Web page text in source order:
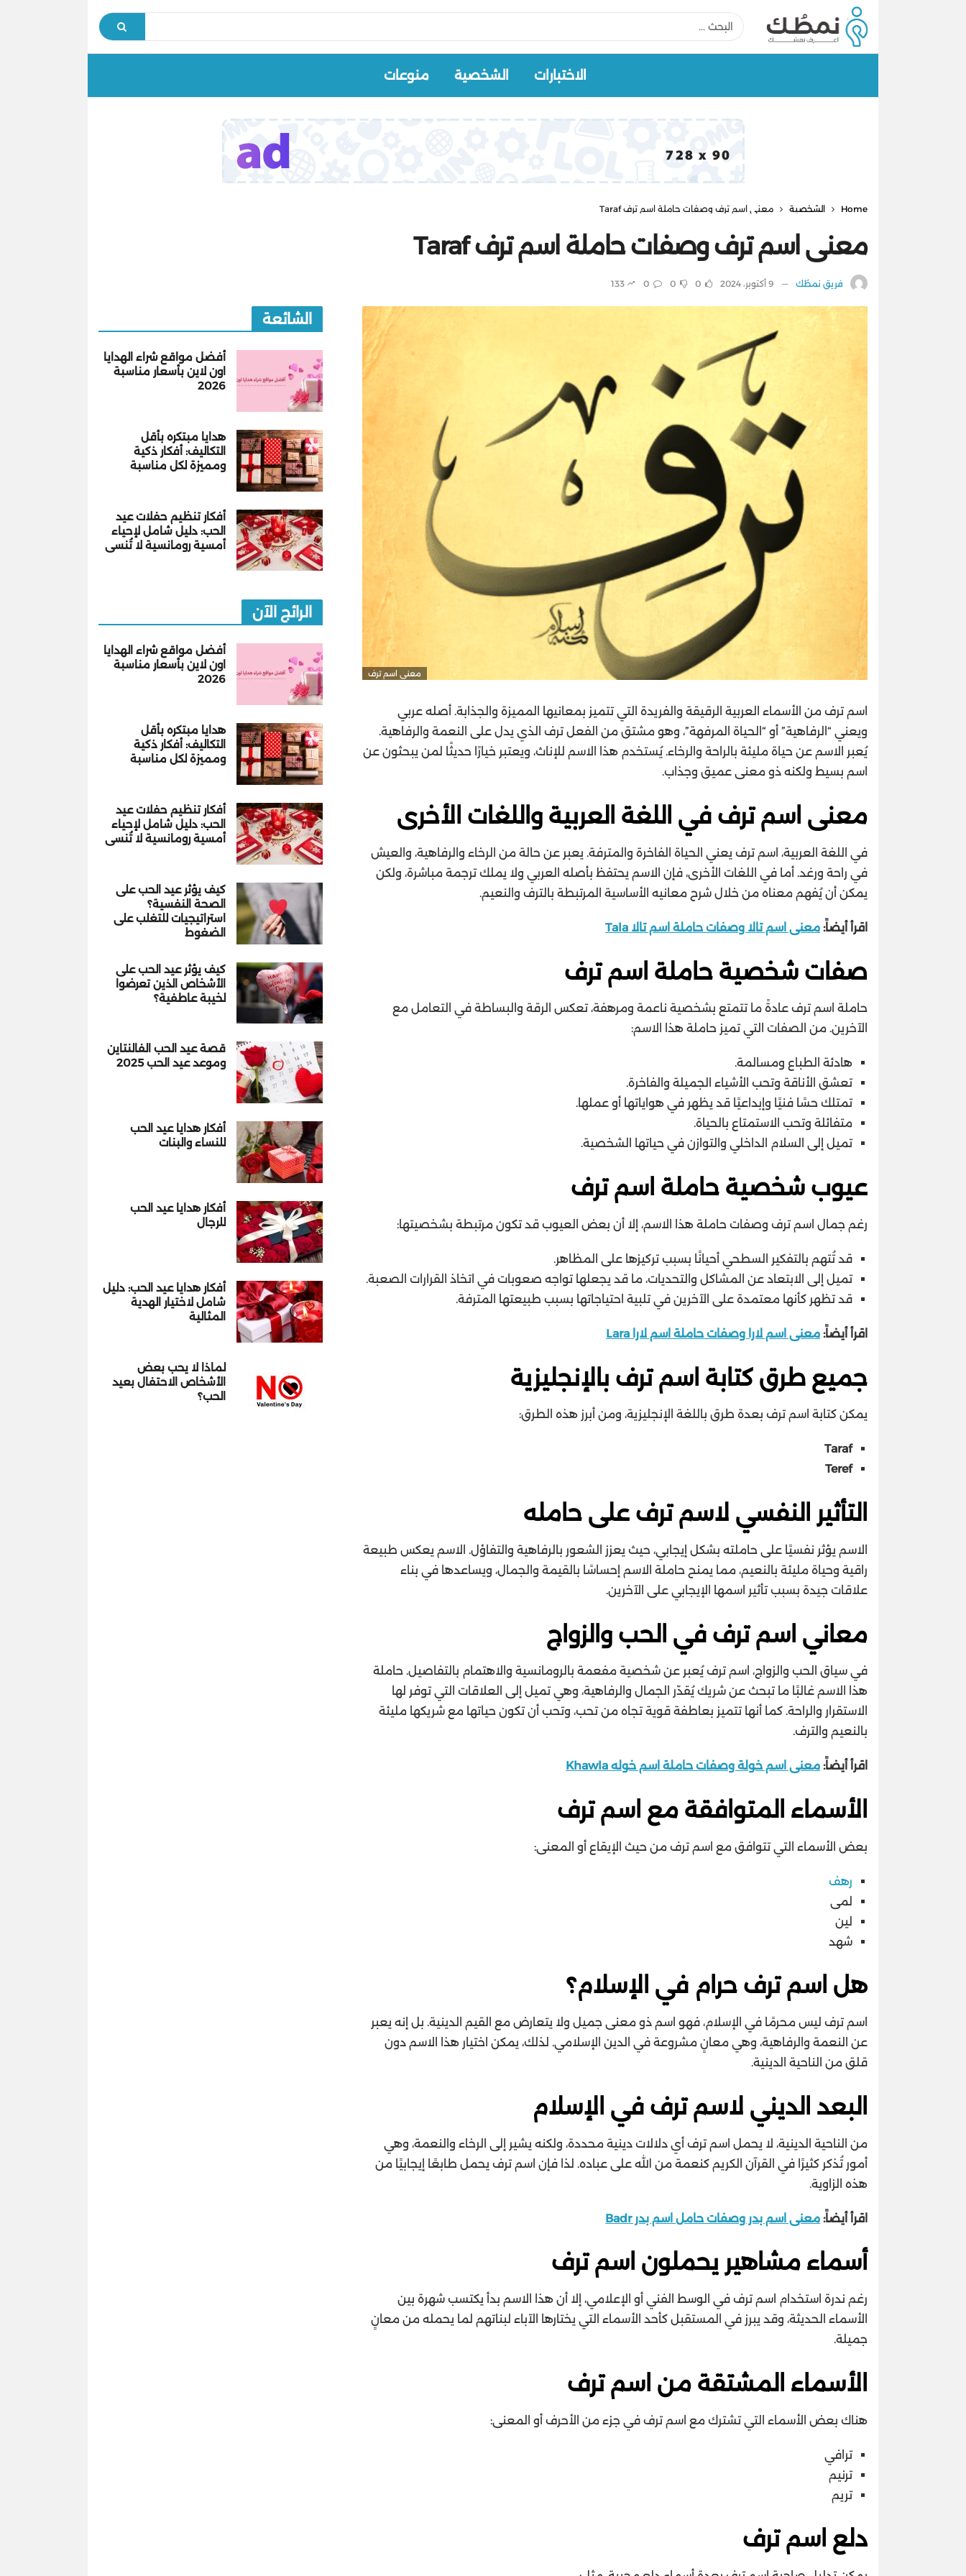
الاختبارات الشخصية منوعات
Home الشخصية معنى اسم ترف وصفات حاملة اسم ترف Taraf
معنى اسم ترف وصفات حاملة اسم ترف Taraf
فريق نمطُك 9 أكتوبر، 2024 0
0
0
133
معنى اسم ترف
اسم ترف من الأسماء العربية الرقيقة والفريدة التي تتميز بمعانيها المميزة والجذابة. أصله عربي
ويعني “الرفاهية” أو “الحياة المرفهة”، وهو مشتق من الفعل ترف الذي يدل على النعمة والرفاهية.
يُعبر الاسم عن حياة مليئة بالراحة والرخاء. يُستخدم هذا الاسم للإناث، ويعتبر خيارًا حديثًا لمن يبحثون عن
اسم بسيط ولكنه ذو معنى عميق وجذاب.
معنى اسم ترف في اللغة العربية واللغات الأخرى
في اللغة العربية، اسم ترف يعني الحياة الفاخرة والمترفة. يعبر عن حالة من الرخاء والرفاهية، والعيش
في راحة ورغد. أما في اللغات الأخرى، فإن الاسم يحتفظ بأصله العربي ولا يملك ترجمة مباشرة، ولكن
يمكن أن يُفهم معناه من خلال شرح معانيه الأساسية المرتبطة بالترف والنعيم.
اقرأ أيضاً: معنى اسم تالا وصفات حاملة اسم تالا Tala
صفات شخصية حاملة اسم ترف
حاملة اسم ترف عادةً ما تتمتع بشخصية ناعمة ومرهفة، تعكس الرقة والبساطة في التعامل مع
الآخرين. من الصفات التي تميز حاملة هذا الاسم:
هادئة الطباع ومسالمة.
تعشق الأناقة وتحب الأشياء الجميلة والفاخرة.
تمتلك حسًا فنيًا وإبداعيًا قد يظهر في هواياتها أو عملها.
متفائلة وتحب الاستمتاع بالحياة.
تميل إلى السلام الداخلي والتوازن في حياتها الشخصية.
عيوب شخصية حاملة اسم ترف
رغم جمال اسم ترف وصفات حاملة هذا الاسم، إلا أن بعض العيوب قد تكون مرتبطة بشخصيتها:
قد تُتهم بالتفكير السطحي أحيانًا بسبب تركيزها على المظاهر.
تميل إلى الابتعاد عن المشاكل والتحديات، ما قد يجعلها تواجه صعوبات في اتخاذ القرارات الصعبة.
قد تظهر كأنها معتمدة على الآخرين في تلبية احتياجاتها بسبب طبيعتها المترفة.
اقرأ أيضاً: معنى اسم لارا وصفات حاملة اسم لارا Lara
جميع طرق كتابة اسم ترف بالإنجليزية
يمكن كتابة اسم ترف بعدة طرق باللغة الإنجليزية، ومن أبرز هذه الطرق:
Taraf
Teref
التأثير النفسي لاسم ترف على حامله
الاسم يؤثر نفسيًا على حاملته بشكل إيجابي، حيث يعزز الشعور بالرفاهية والتفاؤل. الاسم يعكس طبيعة
راقية وحياة مليئة بالنعيم، مما يمنح حاملة الاسم إحساسًا بالقيمة والجمال، ويساعدها في بناء
علاقات جيدة بسبب تأثير اسمها الإيجابي على الآخرين.
معاني اسم ترف في الحب والزواج
في سياق الحب والزواج، اسم ترف يُعبر عن شخصية مفعمة بالرومانسية والاهتمام بالتفاصيل. حاملة
هذا الاسم غالبًا ما تبحث عن شريك يُقدّر الجمال والرفاهية، وهي تميل إلى العلاقات التي توفر لها
الاستقرار والراحة. كما أنها تتميز بعاطفة قوية تجاه من تحب، وتحب أن تكون حياتها مع شريكها مليئة
بالنعيم والترف.
اقرأ أيضاً: معنى اسم خولة وصفات حاملة اسم خوله Khawla
الأسماء المتوافقة مع اسم ترف
بعض الأسماء التي تتوافق مع اسم ترف من حيث الإيقاع أو المعنى:
رهف
لمى
لين
شهد
هل اسم ترف حرام في الإسلام؟
اسم ترف ليس محرمًا في الإسلام، فهو اسم ذو معنى جميل ولا يتعارض مع القيم الدينية. بل إنه يعبر
عن النعمة والرفاهية، وهي معانٍ مشروعة في الدين الإسلامي. لذلك، يمكن اختيار هذا الاسم دون
قلق من الناحية الدينية.
البعد الديني لاسم ترف في الإسلام
من الناحية الدينية، لا يحمل اسم ترف أي دلالات دينية محددة، ولكنه يشير إلى الرخاء والنعمة، وهي
أمور تُذكر كثيرًا في القرآن الكريم كنعمة من الله على عباده. لذا فإن اسم ترف يحمل طابعًا إيجابيًا من
هذه الزاوية.
اقرأ أيضاً: معنى اسم بدر وصفات حامل اسم بدر Badr
أسماء مشاهير يحملون اسم ترف
رغم ندرة استخدام اسم ترف في الوسط الفني أو الإعلامي، إلا أن هذا الاسم بدأ يكتسب شهرة بين
الأسماء الحديثة، وقد يبرز في المستقبل كأحد الأسماء التي يختارها الآباء لبناتهم لما يحمله من معانٍ
جميلة.
الأسماء المشتقة من اسم ترف
هناك بعض الأسماء التي تشترك مع اسم ترف في جزء من الأحرف أو المعنى:
ترافي
ترنيم
تريم
دلع اسم ترف
الشائعة
أفضل مواقع شراء الهدايا
اون لاين بأسعار مناسبة
2026
هدايا مبتكره بأقل
التكاليف: أفكار ذكية
ومميزة لكل مناسبة
أفكار تنظيم حفلات عيد
الحب: دليل شامل لإحياء
أمسية رومانسية لا تُنسى
الرائج الآن
أفضل مواقع شراء الهدايا
اون لاين بأسعار مناسبة
2026
هدايا مبتكره بأقل
التكاليف: أفكار ذكية
ومميزة لكل مناسبة
أفكار تنظيم حفلات عيد
الحب: دليل شامل لإحياء
أمسية رومانسية لا تُنسى
كيف يؤثر عيد الحب على
الصحة النفسية؟
استراتيجيات للتغلب على
الضغوط
كيف يؤثر عيد الحب على
الأشخاص الذين تعرضوا
لخيبة عاطفية؟
قصة عيد الحب الفالنتاين
وموعد عيد الحب 2025
أفكار هدايا عيد الحب
للنساء والبنات
أفكار هدايا عيد الحب
للرجال
أفكار هدايا عيد الحب: دليل
شامل لاختيار الهدية
المثالية
لماذا لا يحب بعض
الأشخاص الاحتفال بعيد
الحب؟